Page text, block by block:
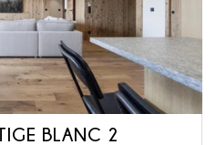
BLANC 2